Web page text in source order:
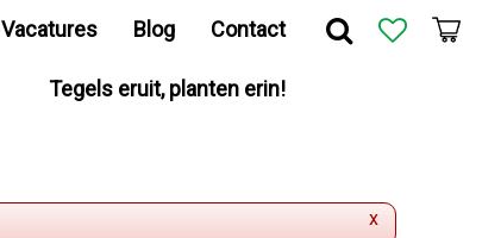
Vacatures Blog Contact
Tegels eruit, planten erin!
x